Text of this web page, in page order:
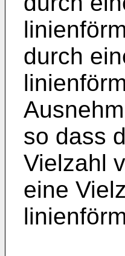
durch
so dass
Vielzahl
eine